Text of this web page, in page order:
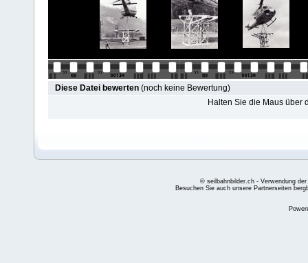
Diese Datei bewerten (noch keine Bewertung)
Halten Sie die Maus über
© seilbahnbilder.ch - Verwendung
Besuchen Sie auch unsere Partnerseiten